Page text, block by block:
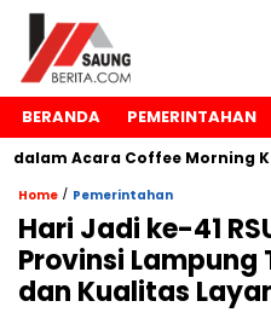
BERANDA PEMERINTAHAN
Acara Coffee Morning
Home / Pemerintahan
Hari Jadi ke-41
Provinsi
dan Kualitas